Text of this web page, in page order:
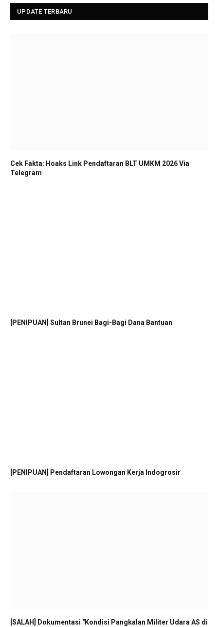
UPDATE TERBARU
Cek Fakta: Hoaks Link Pendaftaran BLT UMKM 2026 Via
Telegram
[PENIPUAN] Sultan Brunei Bagi-Bagi Dana Bantuan
[PENIPUAN] Pendaftaran Lowongan Kerja Indogrosir
[SALAH] Dokumentasi "Kondisi Pangkalan Militer Udara AS di